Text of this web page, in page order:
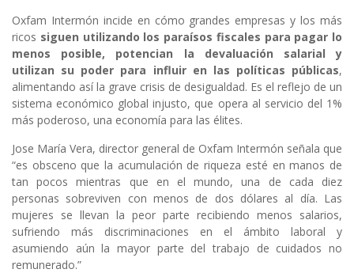
Oxfam Intermón incide en cómo grandes empresas y los más
ricos siguen utilizando los paraísos fiscales para pagar lo
menos posible, potencian la devaluación salarial y
utilizan su poder para influir en las políticas públicas,
alimentando así la grave crisis de desigualdad. Es el reflejo de un
sistema económico global injusto, que opera al servicio del 1%
más poderoso, una economía para las élites.
Jose María Vera, director general de Oxfam Intermón señala que
“es obsceno que la acumulación de riqueza esté en manos de
tan pocos mientras que en el mundo, una de cada diez
personas sobreviven con menos de dos dólares al día. Las
mujeres se llevan la peor parte recibiendo menos salarios,
sufriendo más discriminaciones en el ámbito laboral y
asumiendo aún la mayor parte del trabajo de cuidados no
remunerado.”